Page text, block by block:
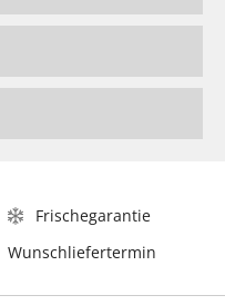
Frischegarantie
Wunschliefertermin